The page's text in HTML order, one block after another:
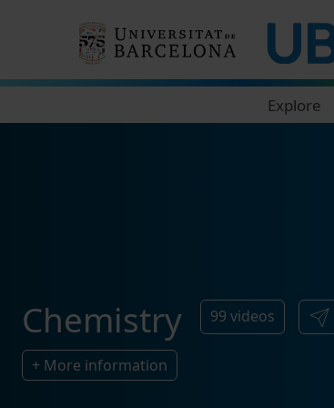
Explore
Chemistry 99 videos
+ More information